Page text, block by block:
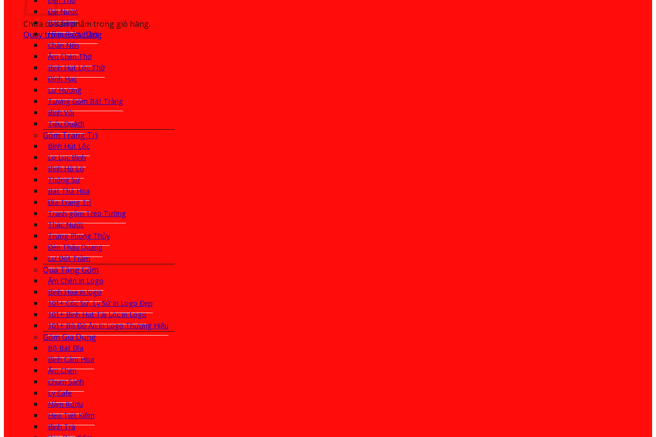
Chưa có sản phẩm trong giỏ hàng.
Quay trở lại cửa hàng
Đài Nước
Bát Sâm
Nậm Rượu Thờ
Chân Nến
Ấm Chén Thờ
Bình Hút Lộc Thờ
Đỉnh Hạc
Lư Hương
Tượng Gốm Bát Tràng
Bình Vôi
Tiểu Quách
Gốm Trang Trí
Bình Hút Lộc
Lọ Lục Bình
Bình Hồ Lô
Thống Sứ
Bát Thả Hoa
Đĩa Trang Trí
Tranh gốm Treo Tường
Thác Nước
Trứng Phong Thủy
Đèn Thấu Quang
Lư Đốt Trầm
Quà Tặng Gốm
Ấm Chén In Logo
Bình Hoa in logo
101+ Cốc Sứ, Ly Sứ In Logo Đẹp
101+ Bình Hút Tài Lộc in Logo
101+ Bộ Đồ Ăn In Logo Thương Hiệu
Gốm Gia Dụng
Bộ Bát Đĩa
Bình Cắm Hoa
Ấm Chén
Chum Sành
Ly Cafe
Nậm Rượu
Heo Tiết Kiệm
Bình Trà